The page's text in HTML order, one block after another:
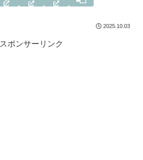
2025.10.03
スポンサーリンク